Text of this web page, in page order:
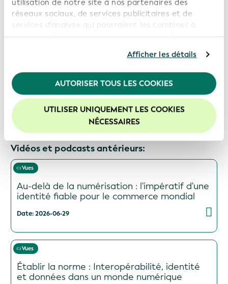
utilisation de notre site à nos partenaires des
réseaux sociaux, de services publicitaires et de
services d'analyse qui pourraient les combiner à
d'autres informations que vous leur avez fournies ou
utilisation de leurs services. En poursuivant
l'utilisation de notre site Web, vous consentez à
l'utilisation de nos cookies. Pour de plus amples
informations, veuillez consulter notrePolitique de
confidentialité
Nous vous recommandons d'activer les cookies afin
d'améliorer votre expérience sur notre site Web.
Afficher les détails
AUTORISER TOUS LES COOKIES
UTILISER UNIQUEMENT LES COOKIES
NÉCESSAIRES
octobre 2025, cette conversation offre des
perspectives essentielles pour toute personne
travaillant dans la finance, la conformité ou la gestion
Page suivante
Vidéos et podcasts antérieurs:
Vues
Au-delà de la numérisation : l'impératif d'une
identité fiable pour le commerce mondial
Date: 2026-06-29
Vues
Établir la norme : Interopérabilité, identité
et données dans un monde numérique